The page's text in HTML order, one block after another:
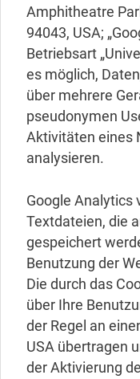
Amphitheatre
94043, USA;
Betriebsart
es möglich,
über mehrere
pseudonymen
Aktivitäten eines
analysieren.
Google Analytics
Textdateien, die
gespeichert
Benutzung der
Die durch das
über Ihre
der Regel an
USA übertragen
der Aktivierung